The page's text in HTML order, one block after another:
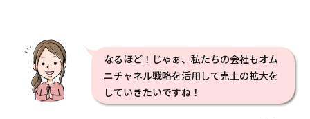
なるほど！じゃぁ、私たちの会社もオム
ニチャネル戦略を活用して売上の拡大を
していきたいですね！